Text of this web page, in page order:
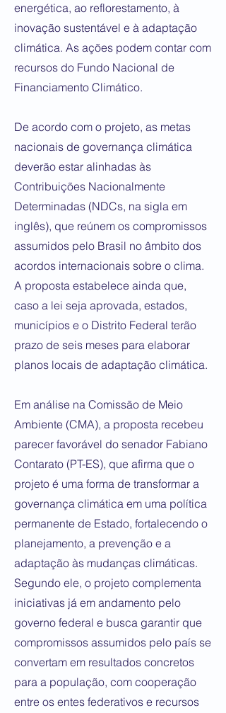
energética, ao reflorestamento, à
inovação sustentável e à adaptação
climática. As ações podem contar com
recursos do Fundo Nacional de
Financiamento Climático.
De acordo com o projeto, as metas
nacionais de governança climática
deverão estar alinhadas às
Contribuições Nacionalmente
Determinadas (NDCs, na sigla em
inglês), que reúnem os compromissos
assumidos pelo Brasil no âmbito dos
acordos internacionais sobre o clima.
A proposta estabelece ainda que,
caso a lei seja aprovada, estados,
municípios e o Distrito Federal terão
prazo de seis meses para elaborar
planos locais de adaptação climática.
Em análise na Comissão de Meio
Ambiente (CMA), a proposta recebeu
parecer favorável do senador Fabiano
Contarato (PT-ES), que afirma que o
projeto é uma forma de transformar a
governança climática em uma política
permanente de Estado, fortalecendo o
planejamento, a prevenção e a
adaptação às mudanças climáticas.
Segundo ele, o projeto complementa
iniciativas já em andamento pelo
governo federal e busca garantir que
compromissos assumidos pelo país se
convertam em resultados concretos
para a população, com cooperação
entre os entes federativos e recursos